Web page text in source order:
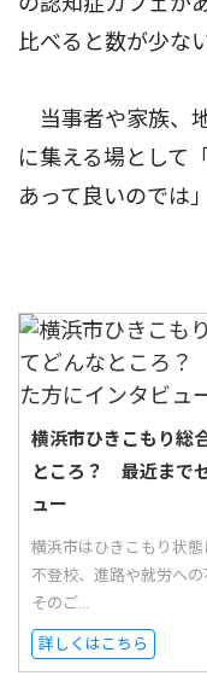
比べると数が少な
当事者や家族、
に集える場として
あって良いのでは
横浜市ひきこもり総
ところ？ 最近まで
ュー
横浜市はひきこもり状態
不登校、進路や就労へ
そのご...
詳しくはこちら